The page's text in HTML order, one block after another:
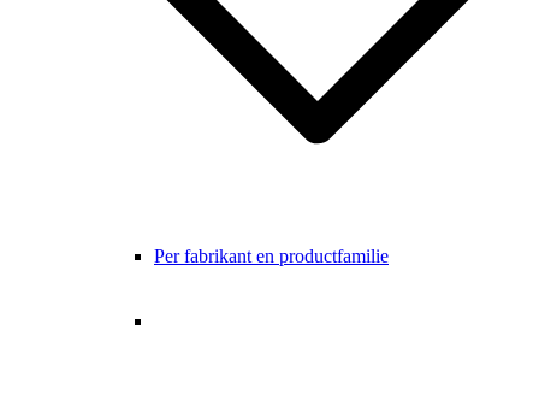
Per fabrikant en productfamilie